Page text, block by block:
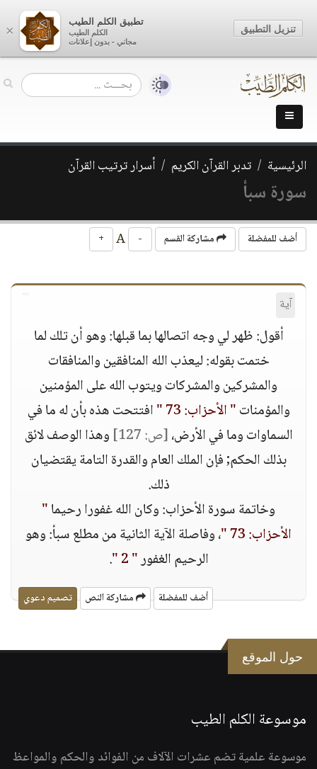
الرئيسية تدبر القرآن الكريم أسرار ترتيب القرآن
سورة سبأ
أضف للمفضلة مشاركة القسم -
+
آية
أقول: ظهر لي وجه اتصالها بما قبلها: وهو أن تلك لما
ختمت بقوله: ليعذب الله المنافقين والمنافقات
والمشركين والمشركات ويتوب الله على المؤمنين
والمؤمنات" الأحزاب: 73 "
افتتحت هذه بأن له ما في
السماوات وما في الأرض،[ص: 127]
وهذا الوصف لائق
بذلك الحكم; فإن الملك العام والقدرة التامة يقتضيان
ذلك.
وخاتمة سورة الأحزاب: وكان الله غفورا رحيما"
الأحزاب: 73 "
، وفاصلة الآية الثانية من مطلع سبأ: وهو
الرحيم الغفور" 2 "
.
أضف للمفضلة مشاركة النص تصميم دعوي
حول الموقع
موسوعة الكلم الطيب
موسوعة علمية تضم عشرات الآلاف من الفوائد والحكم والمواعظ
×
تطبيق الكلم الطيب
الكلم الطيب
مجاني - بدون إعلانات
تنزيل التطبيق